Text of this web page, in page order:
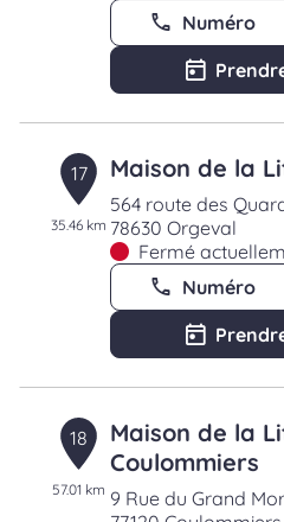
Numéro
17
35.46 km
Maison de la
564 route des
78630 Orgeval
Fermé
Numéro
18
57.01 km
Maison de la
Coulommiers
9 Rue du Grand